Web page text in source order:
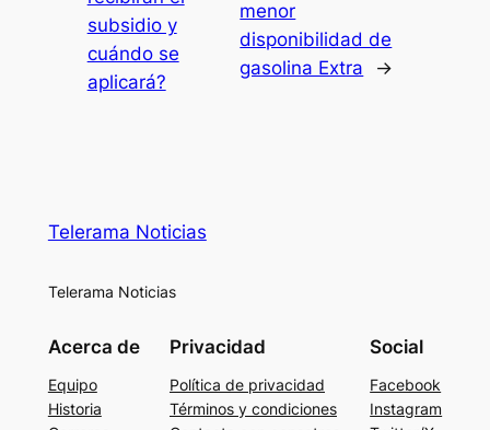
subsidio y
cuándo se
aplicará?
menor
disponibilidad de
gasolina Extra
→
Telerama Noticias
Telerama Noticias
Acerca de
Equipo
Historia
Privacidad
Política de privacidad
Términos y condiciones
Social
Facebook
Instagram